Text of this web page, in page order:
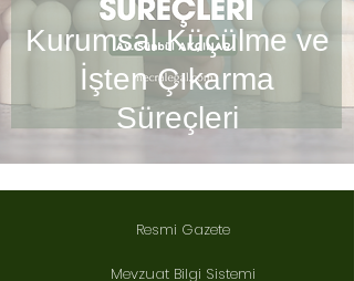
Kurumsal Küçülme ve
İşten Çıkarma
Süreçleri
Resmi Gazete
Mevzuat Bilgi Sistemi